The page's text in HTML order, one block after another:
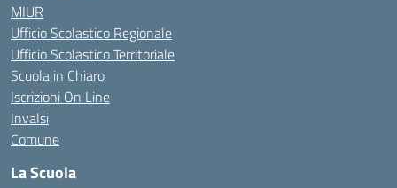
MIUR
Ufficio Scolastico Regionale
Ufficio Scolastico Territoriale
Scuola in Chiaro
Iscrizioni On Line
Invalsi
Comune
La Scuola